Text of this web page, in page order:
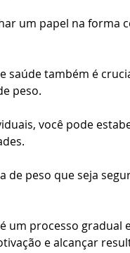
um papel na forma
saúde também é
peso.
você pode
peso que seja
um processo gradual
e alcançar